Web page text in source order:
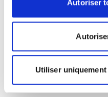
Autoriser
Utiliser